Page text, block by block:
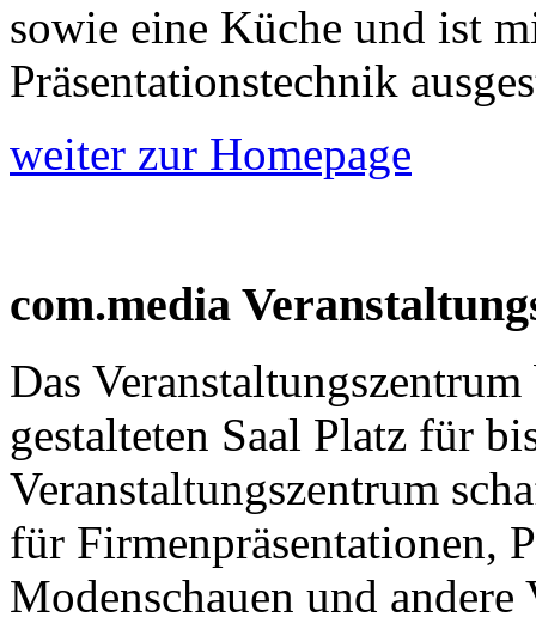
sowie eine Küche und ist
Präsentationstechnik
weiter zur Homepage
com.media
Das
gestalteten Saal Platz für
Veranstaltungszentrum
für Firmenpräsentationen,
Modenschauen und andere